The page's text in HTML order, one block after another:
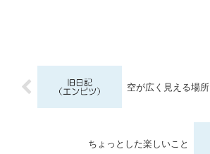
空が広く見える場所
ちょっとした楽しいこと